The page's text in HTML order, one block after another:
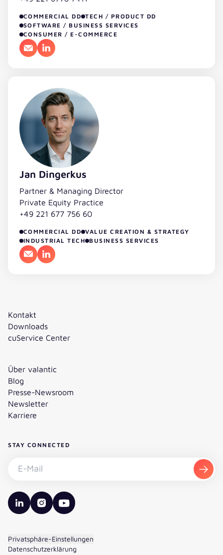
COMMERCIAL DD TECH / PRODUCT DD
SOFTWARE / BUSINESS SERVICES
CONSUMER / E-COMMERCE
E-MailLinkedIn
Jan Dingerkus
Partner & Managing Director
Private Equity Practice
+49 221 677 756 60
COMMERCIAL DD VALUE CREATION & STRATEGY
INDUSTRIAL TECH BUSINESS SERVICES
E-MailLinkedIn
Kontakt
Downloads
cuService Center
Über valantic
Blog
Presse-Newsroom
Newsletter
Karriere
STAY CONNECTED
valantic LinkedIn
valantic Instagram
valantic YouTube
Privatsphäre-Einstellungen
Datenschutzerklärung